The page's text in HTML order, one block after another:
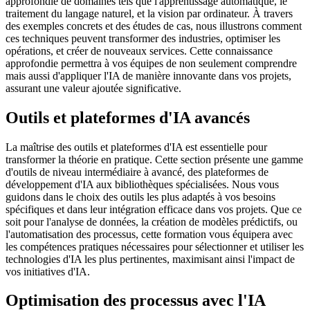
traitement du langage naturel, et la vision par ordinateur. À travers
des exemples concrets et des études de cas, nous illustrons comment
ces techniques peuvent transformer des industries, optimiser les
opérations, et créer de nouveaux services. Cette connaissance
approfondie permettra à vos équipes de non seulement comprendre
mais aussi d'appliquer l'IA de manière innovante dans vos projets,
assurant une valeur ajoutée significative.
Outils et plateformes d'IA avancés
La maîtrise des outils et plateformes d'IA est essentielle pour
transformer la théorie en pratique. Cette section présente une gamme
d'outils de niveau intermédiaire à avancé, des plateformes de
développement d'IA aux bibliothèques spécialisées. Nous vous
guidons dans le choix des outils les plus adaptés à vos besoins
spécifiques et dans leur intégration efficace dans vos projets. Que ce
soit pour l'analyse de données, la création de modèles prédictifs, ou
l'automatisation des processus, cette formation vous équipera avec
les compétences pratiques nécessaires pour sélectionner et utiliser les
technologies d'IA les plus pertinentes, maximisant ainsi l'impact de
vos initiatives d'IA.
Optimisation des processus avec l'IA